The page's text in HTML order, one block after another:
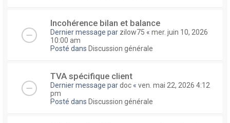
Incohérence bilan et balance
Dernier message par zilow75 « mer. juin 10, 2026
10:00 am
Posté dans Discussion générale
TVA spécifique client
Dernier message pardoc « ven. mai 22, 2026 4:12
pm
Posté dans Discussion générale